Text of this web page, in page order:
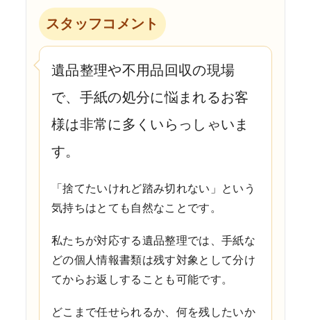
スタッフコメント
遺品整理や不用品回収の現場
で、手紙の処分に悩まれるお客
様は非常に多くいらっしゃいま
す。
「捨てたいけれど踏み切れない」という
気持ちはとても自然なことです。
私たちが対応する遺品整理では、手紙な
どの個人情報書類は残す対象として分け
てからお返しすることも可能です。
どこまで任せられるか、何を残したいか